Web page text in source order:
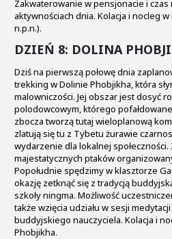
Zakwaterowanie w pensjonacie i
aktywnościach dnia. Kolacja i nocleg
n.p.n.).
DZIEŃ 8: DOLINA
Dziś na pierwszą połowę dnia
trekking w Dolinie Phobjikha, która
malowniczości. Jej obszar jest dosyć
polodowcowym, którego
zbocza tworzą tutaj wieloplanową
zlatują się tu z Tybetu żurawie
wydarzenie dla lokalnej
majestatycznych ptaków
Popołudnie spędzimy w klasztorze
okazję zetknąć się z tradycją
szkoły ningma. Możliwość
także wzięcia udziału w sesji
buddyjskiego nauczyciela. Kolacja i
Phobjikha.